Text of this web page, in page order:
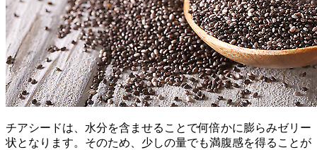
チアシードは、水分を含ませることで何倍かに膨らみゼリー
状となります。そのため、少しの量でも満腹感を得ることが